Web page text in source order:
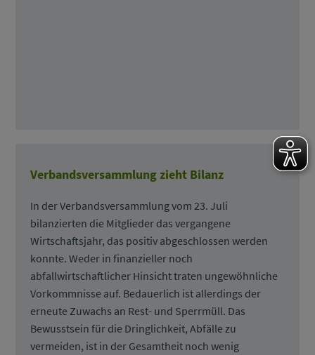
Verbandsversammlung zieht Bilanz
In der Verbandsversammlung vom 23. Juli
bilanzierten die Mitglieder das vergangene
Wirtschaftsjahr, das positiv abgeschlossen werden
konnte. Weder in finanzieller noch
abfallwirtschaftlicher Hinsicht traten ungewöhnliche
Vorkommnisse auf. Bedauerlich ist allerdings der
erneute Zuwachs an Rest- und Sperrmüll. Das
Bewusstsein für die Dringlichkeit, Abfälle zu
vermeiden, ist in der Gesamtheit noch wenig